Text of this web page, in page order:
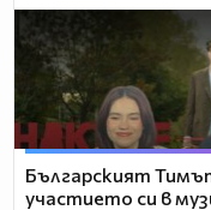
Българският
участието си в